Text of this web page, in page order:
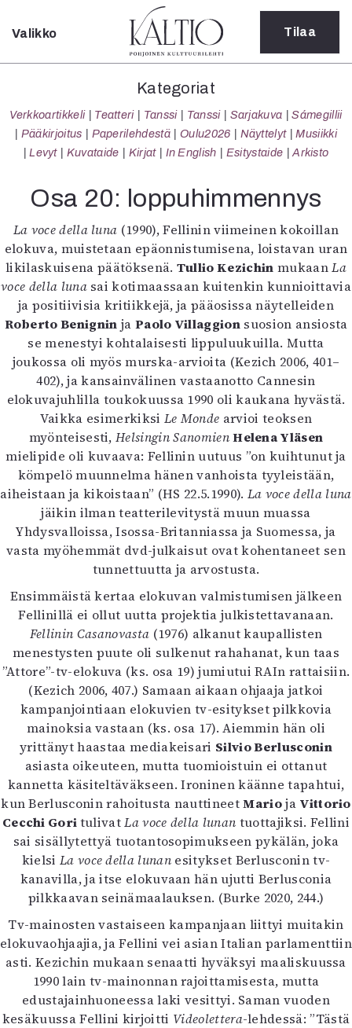
Sulje
Kategoriat
Verkkoartikkeli
Teatteri
Tanssi
Sarjakuva
Sámegillii
Pääkirjoitus
Paperilehdestä
Oulu2026
Näyttelyt
Musiikki
Levyt
Kuvataide
Kirjat
In English
Esitystaide
Arkisto
Lehdet
4/2026
2–3/2026
1/2026
6/2025
5/2025 saame
5/2025
Lehtiarkisto
Info
Tilaus ja irtonumerot
Yhteistyössä
Toimitus
Mediatiedot
Kaltio ry
Valikko Tilaa
Kategoriat
Verkkoartikkeli Teatteri Tanssi Tanssi Sarjakuva
Sámegillii
Pääkirjoitus
Paperilehdestä Oulu2026 Näyttelyt
Musiikki
Levyt
Kuvataide Kirjat In English Esitystaide Arkisto
Osa 20: loppuhimmennys
La voce della luna (1990), Fellinin viimeinen kokoillan
elokuva, muistetaan epäonnistumisena, loistavan uran
likilaskuisena päätöksenä. Tullio Kezichin mukaanLa
voce della lunasai kotimaassaan kuitenkin kunnioittavia
ja positiivisia kritiikkejä, ja pääosissa näytelleiden
Roberto Benignin ja Paolo Villaggion suosion ansiosta
se menestyi kohtalaisesti lippuluukuilla. Mutta
joukossa oli myös murska-arvioita (Kezich 2006, 401–
402), ja kansainvälinen vastaanotto Cannesin
elokuvajuhlilla toukokuussa 1990 oli kaukana hyvästä.
Vaikka esimerkiksi Le Monde arvioi teoksen
myönteisesti,Helsingin SanomienHelena Yläsen
mielipide oli kuvaava: Fellinin uutuus ”on kuihtunut ja
kömpelö muunnelma hänen vanhoista tyyleistään,
aiheistaan ja kikoistaan” (HS 22.5.1990). La voce della luna
jäikin ilman teatterilevitystä muun muassa
Yhdysvalloissa, Isossa-Britanniassa ja Suomessa, ja
vasta myöhemmät dvd-julkaisut ovat kohentaneet sen
tunnettuutta ja arvostusta.
Ensimmäistä kertaa elokuvan valmistumisen jälkeen
Fellinillä ei ollut uutta projektia julkistettavanaan.
Fellinin Casanovasta (1976) alkanut kaupallisten
menestysten puute oli sulkenut rahahanat, kun taas
”Attore”-tv-elokuva (ks. osa 19) jumiutui RAIn rattaisiin.
(Kezich 2006, 407.) Samaan aikaan ohjaaja jatkoi
kampanjointiaan elokuvien tv-esitykset pilkkovia
mainoksia vastaan (ks. osa 17). Aiemmin hän oli
yrittänyt haastaa mediakeisari Silvio Berlusconin
asiasta oikeuteen, mutta tuomioistuin ei ottanut
kannetta käsiteltäväkseen. Ironinen käänne tapahtui,
kun Berlusconin rahoitusta nauttineetMarioja Vittorio
Cecchi GoritulivatLa voce della lunan tuottajiksi. Fellini
sai sisällytettyä tuotantosopimukseen pykälän, joka
kielsi La voce della lunan esitykset Berlusconin tv-
kanavilla, ja itse elokuvaan hän ujutti Berlusconia
pilkkaavan seinämaalauksen. (Burke 2020, 244.)
Tv-mainosten vastaiseen kampanjaan liittyi muitakin
elokuvaohjaajia, ja Fellini vei asian Italian parlamenttiin
asti. Kezichin mukaan senaatti hyväksyi maaliskuussa
1990 lain tv-mainonnan rajoittamisesta, mutta
edustajainhuoneessa laki vesittyi. Saman vuoden
kesäkuussa Fellini kirjoitti Videolettera-lehdessä: ”Tästä